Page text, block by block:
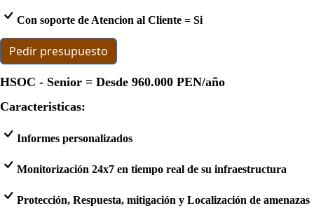
Con soporte de Atencion al Cliente = Si
Pedir presupuesto
HSOC - Senior = Desde 960.000 PEN/año
Caracteristicas:
Informes personalizados
Monitorización 24x7 en tiempo real de su infraestructura
Protección, Respuesta, mitigación y Localización de amenazas